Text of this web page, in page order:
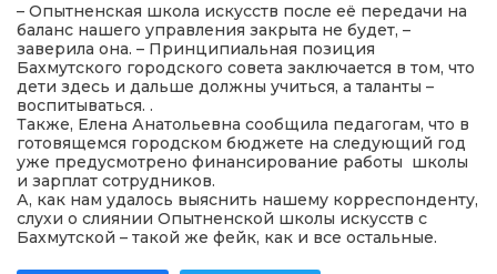
– Опытненская школа искусств после её передачи на
баланс нашего управления закрыта не будет, –
заверила она. – Принципиальная позиция
Бахмутского городского совета заключается в том, что
дети здесь и дальше должны учиться, а таланты –
воспитываться. .
Также, Елена Анатольевна сообщила педагогам, что в
готовящемся городском бюджете на следующий год
уже предусмотрено финансирование работы школы
и зарплат сотрудников.
А, как нам удалось выяснить нашему корреспонденту,
слухи о слиянии Опытненской школы искусств с
Бахмутской – такой же фейк, как и все остальные.